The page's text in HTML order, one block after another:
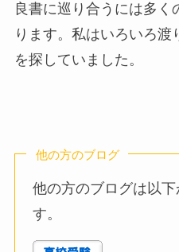
良書に巡り合うには多
ります。私はいろいろ
を探していました。
他の方のブログ
他の方のブログは以
す。